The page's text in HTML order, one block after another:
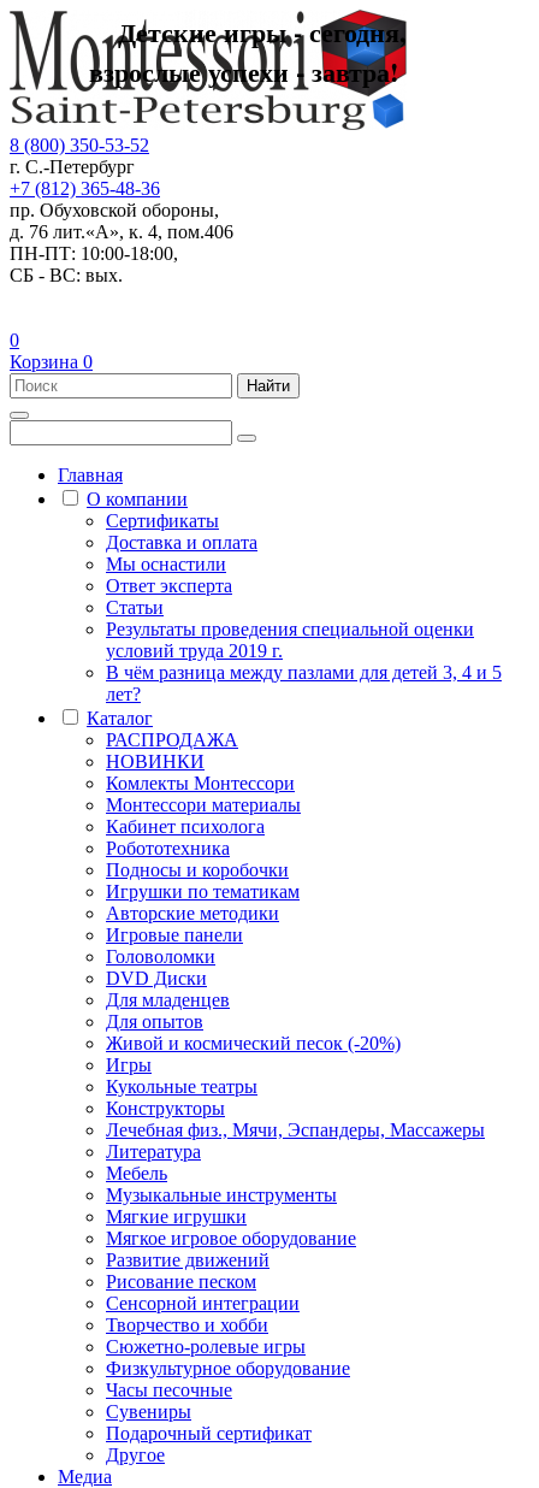
8 (800) 350-53-52
г. С.-Петербург
+7 (812) 365-48-36
пр. Обуховской обороны,
д. 76 лит.«А», к. 4, пом.406
ПН-ПТ: 10:00-18:00,
СБ - ВС: вых.
Детские игры - сегодня,
взрослые успехи - завтра!
0
Корзина 0
Найти
Главная
О компании
Сертификаты
Доставка и оплата
Мы оснастили
Ответ эксперта
Статьи
Результаты проведения специальной оценки
условий труда 2019 г.
В чём разница между пазлами для детей 3, 4 и 5
лет?
Каталог
РАСПРОДАЖА
НОВИНКИ
Комлекты Монтессори
Монтессори материалы
Кабинет психолога
Робототехника
Подносы и коробочки
Игрушки по тематикам
Авторские методики
Игровые панели
Головоломки
DVD Диски
Для младенцев
Для опытов
Живой и космический песок (-20%)
Игры
Кукольные театры
Конструкторы
Лечебная физ., Мячи, Эспандеры, Массажеры
Литература
Мебель
Музыкальные инструменты
Мягкие игрушки
Мягкое игровое оборудование
Развитие движений
Рисование песком
Сенсорной интеграции
Творчество и хобби
Сюжетно-ролевые игры
Физкультурное оборудование
Часы песочные
Сувениры
Подарочный сертификат
Другое
Медиа